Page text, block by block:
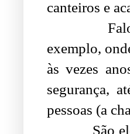
canteiros e
Falo de
exemplo,
às vezes
segurança,
pessoas (a
São eles,